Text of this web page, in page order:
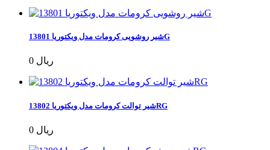
شیر روشویی کرومات مدل ویکتوریا 13801G
0 ریال
شیر توالت کرومات مدل ویکتوریا 13802RG
0 ریال